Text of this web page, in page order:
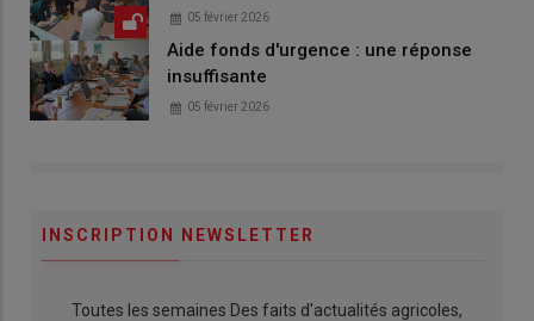
05 février 2026
Aide fonds d'urgence : une réponse
insuffisante
05 février 2026
INSCRIPTION NEWSLETTER
Toutes les semaines Des faits d'actualités agricoles,